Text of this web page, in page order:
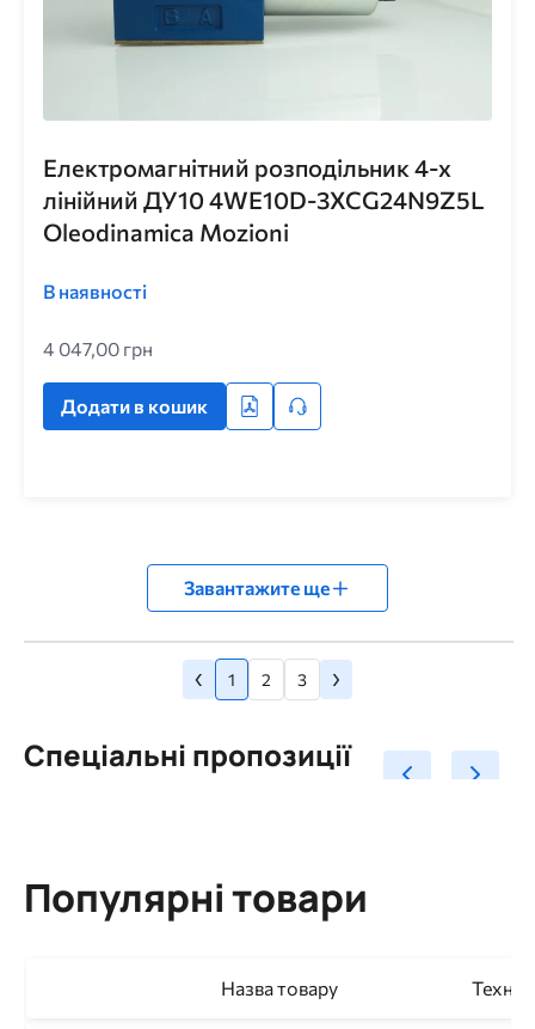
Електромагнітний розподільник 4-х
лінійний ДУ10 4WE10D-3XCG24N9Z5L
Oleodinamica Mozioni
В наявності
4 047,00 грн
Додати в кошик
Завантажите ще
Попередня
сторінка
‹ Сторінка
1 Сторінка
2 Сторінка
3 Наступна
сторінка
›
Спеціальні пропозиції
Популярні товари
Назва товару